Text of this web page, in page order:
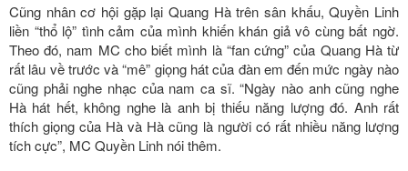
Cũng nhân cơ hội gặp lại Quang Hà trên sân khấu, Quyền Linh
liền “thổ lộ” tình cảm của mình khiến khán giả vô cùng bất ngờ.
Theo đó, nam MC cho biết mình là “fan cứng” của Quang Hà từ
rất lâu về trước và “mê” giọng hát của đàn em đến mức ngày nào
cũng phải nghe nhạc của nam ca sĩ. “Ngày nào anh cũng nghe
Hà hát hết, không nghe là anh bị thiếu năng lượng đó. Anh rất
thích giọng của Hà và Hà cũng là người có rất nhiều năng lượng
tích cực”, MC Quyền Linh nói thêm.